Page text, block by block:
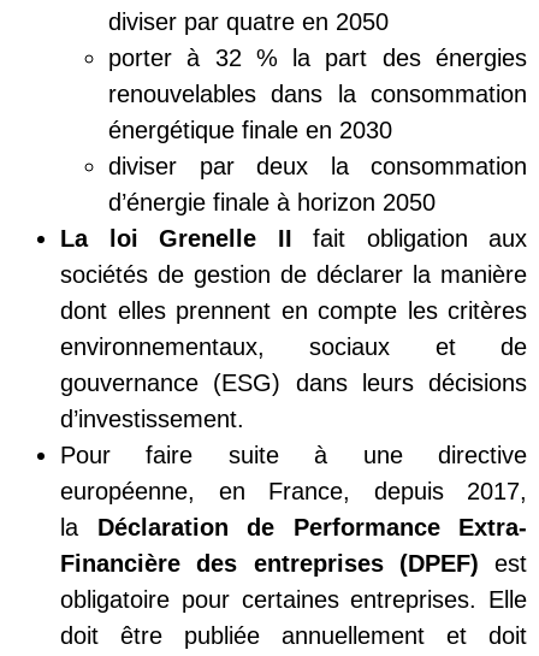
diviser par quatre en 2050
porter à 32 % la part des énergies
renouvelables dans la consommation
énergétique finale en 2030
diviser par deux la consommation
d’énergie finale à horizon 2050
La loi Grenelle II fait obligation aux
sociétés de gestion de déclarer la manière
dont elles prennent en compte les critères
environnementaux, sociaux et de
gouvernance (ESG) dans leurs décisions
d’investissement.
Pour faire suite à une directive
européenne, en France, depuis 2017,
la Déclaration de Performance Extra-
Financière des entreprises (DPEF) est
obligatoire pour certaines entreprises. Elle
doit être publiée annuellement et doit